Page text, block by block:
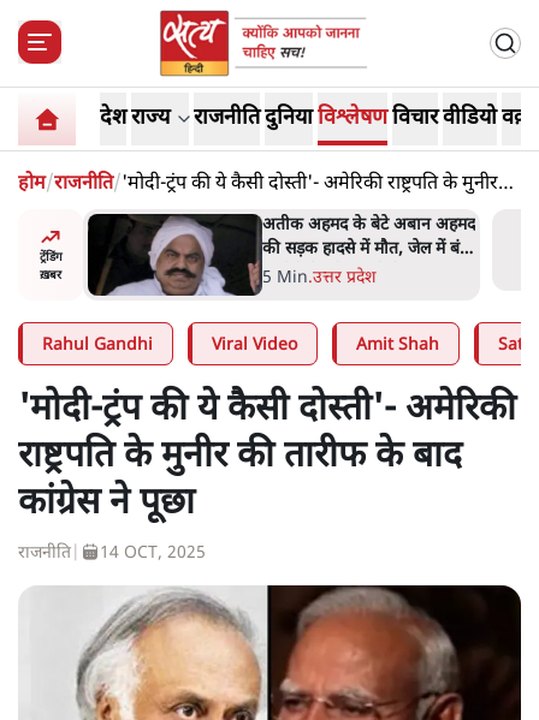
देशराज्य राजनीतिदुनियाविश्लेषणविचारवीडियो
होम/राजनीति/'मोदी-ट्रंप की ये कैसी दोस्ती'- अमेरिकी राष्ट्रपति के मुनीर
की तारीफ के बाद कांग्रेस ने पूछा
ट्रेंडिंग
ख़बर
बोले थे-
अतीक अहमद के बेटे अबान अहमद
की सड़क हादसे में मौत, जेल में बंद
भाई से मिलने जा रहे थे
5 Min.उत्तर प्रदेश
Rahul Gandhi Viral Video Amit Shah
'मोदी-ट्रंप की ये कैसी दोस्ती'- अमेरिकी
राष्ट्रपति के मुनीर की तारीफ के बाद
कांग्रेस ने पूछा
राजनीति 14 OCT, 2025